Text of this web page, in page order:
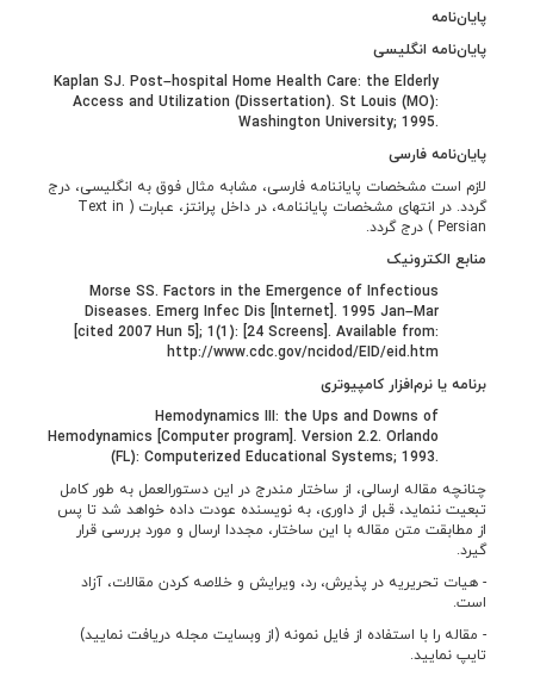
پایان­‌نامه
پایان‌­نامه انگلیسی
Kaplan SJ. Post–hospital Home Health Care: the Elderly
Access and Utilization (Dissertation). St Louis (MO):
Washington University; 1995.
پایان­‌نامه فارسی
لازم است مشخصات پایان­نامه فارسی، مشابه مثال فوق به انگلیسی، درج
گردد. در انتهای مشخصات پایان­نامه، در داخل پرانتز، عبارت ( Text in
Persian ) درج گردد.
منابع الکترونیک
Morse SS. Factors in the Emergence of Infectious
Diseases. Emerg Infec Dis [Internet]. 1995 Jan–Mar
[cited 2007 Hun 5]; 1(1): [24 Screens]. Available from:
http://www.cdc.gov/ncidod/EID/eid.htm
برنامه یا نرم­‌افزار کامپیوتری
Hemodynamics III: the Ups and Downs of
Hemodynamics [Computer program]. Version 2.2. Orlando
(FL): Computerized Educational Systems; 1993.
چنانچه مقاله ارسالی، از ساختار مندرج در این دستورالعمل به طور کامل
تبعیت ننماید، قبل از داوری، به نویسنده عودت داده خواهد شد تا پس
از مطابقت متن مقاله با این ساختار، مجددا ارسال و مورد بررسی قرار
گیرد.
- هیات تحریریه در پذیرش، رد، ویرایش و خلاصه کردن مقالات، آزاد
است.
- مقاله را با استفاده از فایل نمونه (از وبسایت مجله دریافت نمایید)
تایپ نمایید.